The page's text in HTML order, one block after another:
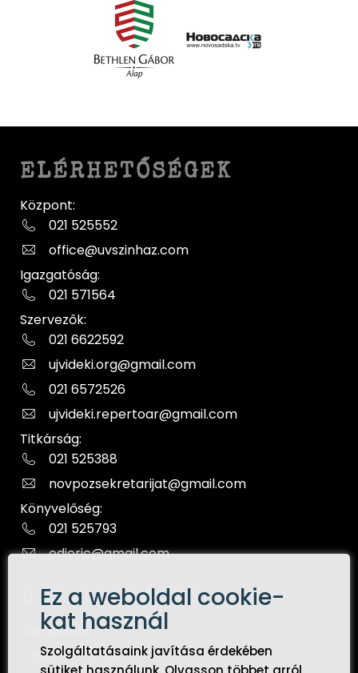
Ez a weboldal cookie-
kat használ
Szolgáltatásaink javítása érdekében
ELÉRHETŐSÉGEK
Központ:
021 525552
office@uvszinhaz.com
Igazgatóság:
021 571564
Szervezők:
021 6622592
ujvideki.org@gmail.com
021 6572526
ujvideki.repertoar@gmail.com
Titkárság:
021 525388
novpozsekretarijat@gmail.com
Könyvelőség:
021 525793
odjeric@gmail.com
HIVATKOZÁSOK
Kezdőoldal
Dokumentumok